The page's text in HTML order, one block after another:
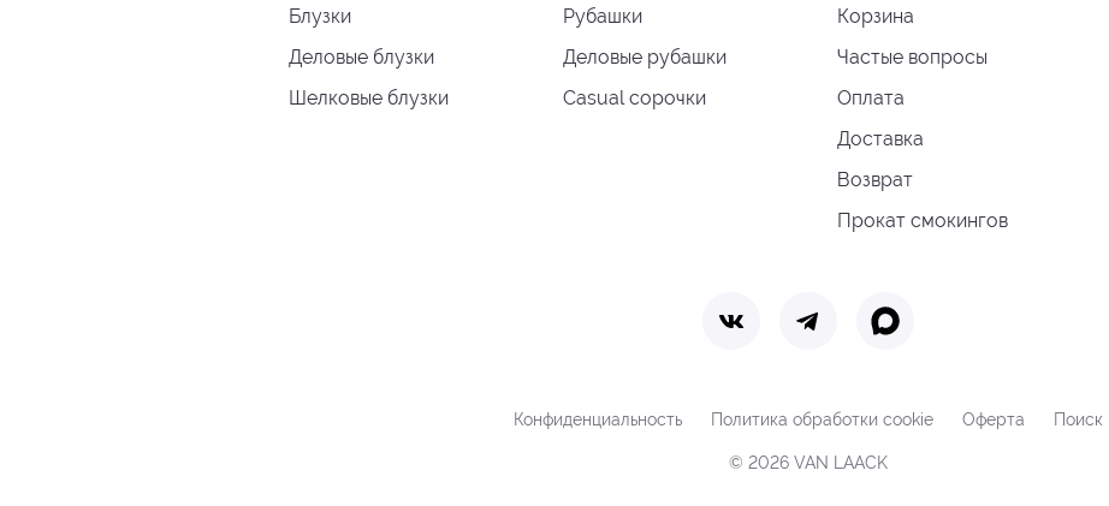
Блузки
Деловые блузки
Шелковые блузки
Рубашки
Деловые рубашки
Casual сорочки
Корзина
Частые вопросы
Оплата
Доставка
Возврат
Прокат смокингов
Конфиденциальность Политика обработки cookie Оферта Поиск
© 2026 VAN LAACK